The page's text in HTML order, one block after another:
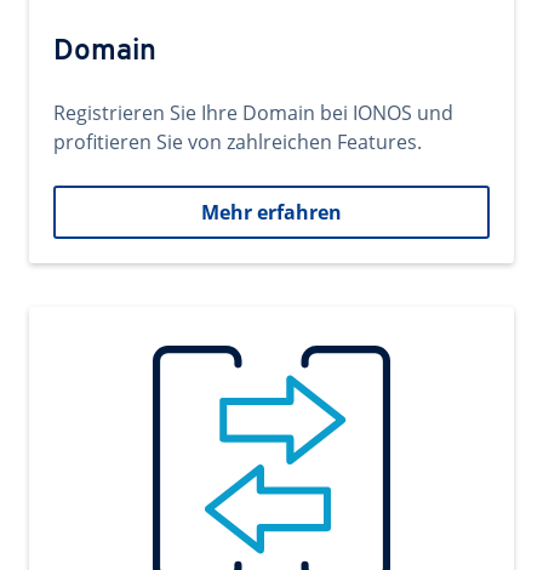
Domain
Registrieren Sie Ihre Domain bei IONOS und
profitieren Sie von zahlreichen Features.
Mehr erfahren